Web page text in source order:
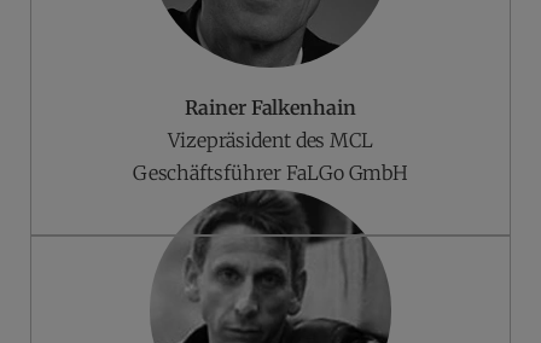
Rainer Falkenhain
Vizepräsident des MCL
Geschäftsführer FaLGo GmbH